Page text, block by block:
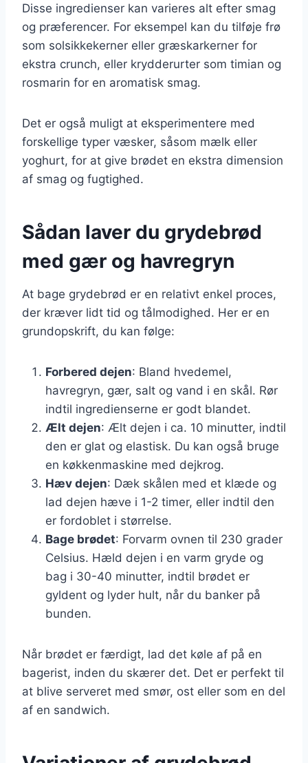
Disse ingredienser kan varieres alt efter smag
og præferencer. For eksempel kan du tilføje frø
som solsikkekerner eller græskarkerner for
ekstra crunch, eller krydderurter som timian og
rosmarin for en aromatisk smag.
Det er også muligt at eksperimentere med
forskellige typer væsker, såsom mælk eller
yoghurt, for at give brødet en ekstra dimension
af smag og fugtighed.
Sådan laver du grydebrød
med gær og havregryn
At bage grydebrød er en relativt enkel proces,
der kræver lidt tid og tålmodighed. Her er en
grundopskrift, du kan følge:
Forbered dejen: Bland hvedemel,
havregryn, gær, salt og vand i en skål. Rør
indtil ingredienserne er godt blandet.
Ælt dejen: Ælt dejen i ca. 10 minutter, indtil
den er glat og elastisk. Du kan også bruge
en køkkenmaskine med dejkrog.
Hæv dejen: Dæk skålen med et klæde og
lad dejen hæve i 1-2 timer, eller indtil den
er fordoblet i størrelse.
Bage brødet: Forvarm ovnen til 230 grader
Celsius. Hæld dejen i en varm gryde og
bag i 30-40 minutter, indtil brødet er
gyldent og lyder hult, når du banker på
bunden.
Når brødet er færdigt, lad det køle af på en
bagerist, inden du skærer det. Det er perfekt til
at blive serveret med smør, ost eller som en del
af en sandwich.